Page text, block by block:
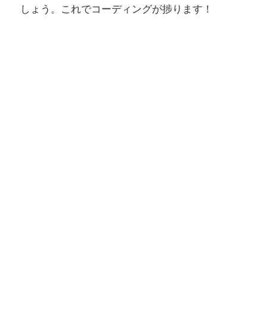
しょう。これでコーディングが捗ります！